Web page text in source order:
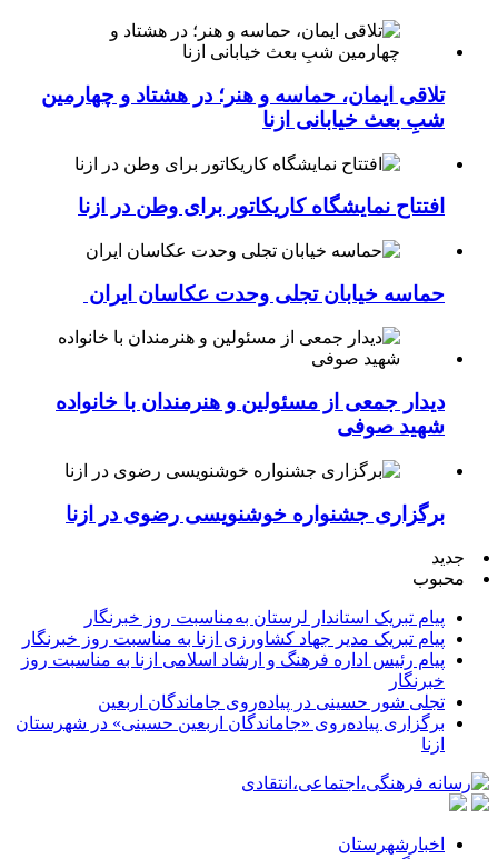
تلاقی ایمان، حماسه و هنر؛ در هشتاد و چهارمین
شبِ بعث خیابانی ازنا
افتتاح نمایشگاه کاریکاتور برای وطن در ازنا
حماسه خیابان تجلی وحدت عکاسان ایران
دیدار جمعی از مسئولین و هنرمندان با خانواده
شهید صوفی
برگزاری جشنواره خوشنویسی رضوی در ازنا
جدید
محبوب
پیام تبریک استاندار لرستان به‌مناسبت روز خبرنگار
پیام تبریک مدیر جهاد کشاورزی ازنا به مناسبت روز خبرنگار
پیام رئیس اداره فرهنگ و ارشاد اسلامی ازنا به مناسبت روز
خبرنگار
تجلی شور حسینی در پیاده‌روی جاماندگان اربعین
برگزاری پیاده‌روی «جاماندگان اربعین حسینی» در شهرستان
ازنا
اخبارشهرستان